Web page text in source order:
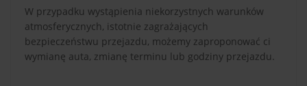
W przypadku wystąpienia niekorzystnych warunków
atmosferycznych, istotnie zagrażających
bezpieczeństwu przejazdu, możemy zaproponować ci
wymianę auta, zmianę terminu lub godziny przejazdu.